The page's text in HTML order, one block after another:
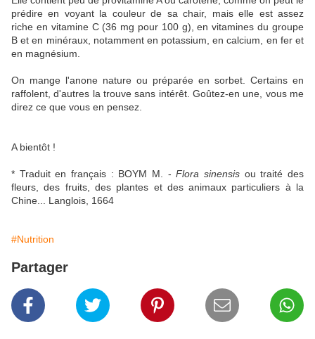
prédire en voyant la couleur de sa chair, mais elle est assez
riche en vitamine C (36 mg pour 100 g), en vitamines du groupe
B et en minéraux, notamment en potassium, en calcium, en fer et
en magnésium.
On mange l'anone nature ou préparée en sorbet. Certains en
raffolent, d'autres la trouve sans intérêt. Goûtez-en une, vous me
direz ce que vous en pensez.
A bientôt !
* Traduit en français : BOYM M. -Flora sinensis ou traité des
fleurs, des fruits, des plantes et des animaux particuliers à la
Chine... Langlois, 1664
#Nutrition
Partager